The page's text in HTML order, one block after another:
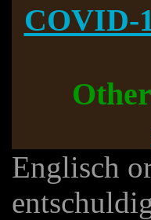
COVID-
Englisch